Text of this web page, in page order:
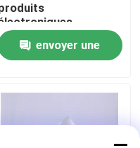
envoyer une